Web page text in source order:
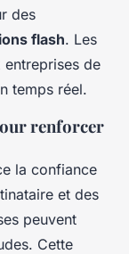
des
flash. Les
entreprises de
temps réel.
renforcer
la confiance
et des
peuvent
Cette